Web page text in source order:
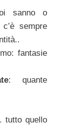
sanno o
sempre
fantasie
: quante
tutto quello